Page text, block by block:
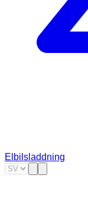
Elbilsladdning